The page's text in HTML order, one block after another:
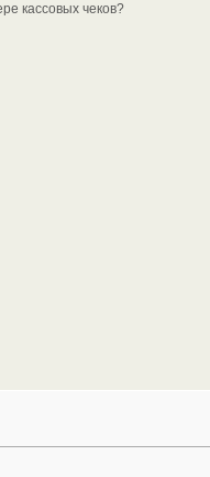
кассовых чеков?